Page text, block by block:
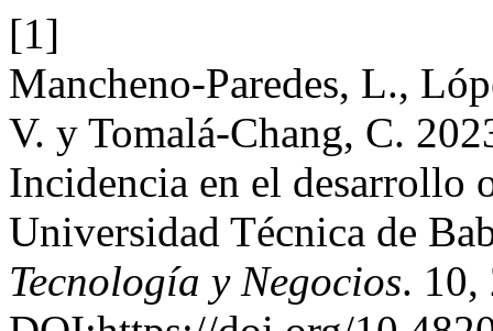
[1]
Mancheno-Paredes, L.,
V. y Tomalá-Chang, C.
Incidencia en el desarrollo
Universidad Técnica de
Tecnología y Negocios. 10,